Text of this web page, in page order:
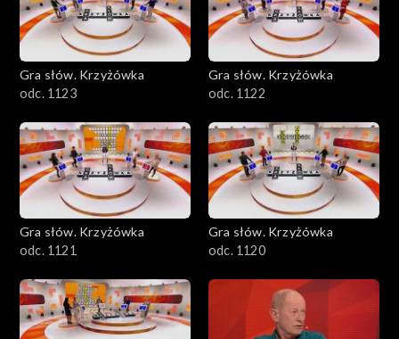
Gra słów. Krzyżówka
odc. 1123
Gra słów. Krzyżówka
odc. 1122
Gra słów. Krzyżówka
odc. 1121
Gra słów. Krzyżówka
odc. 1120